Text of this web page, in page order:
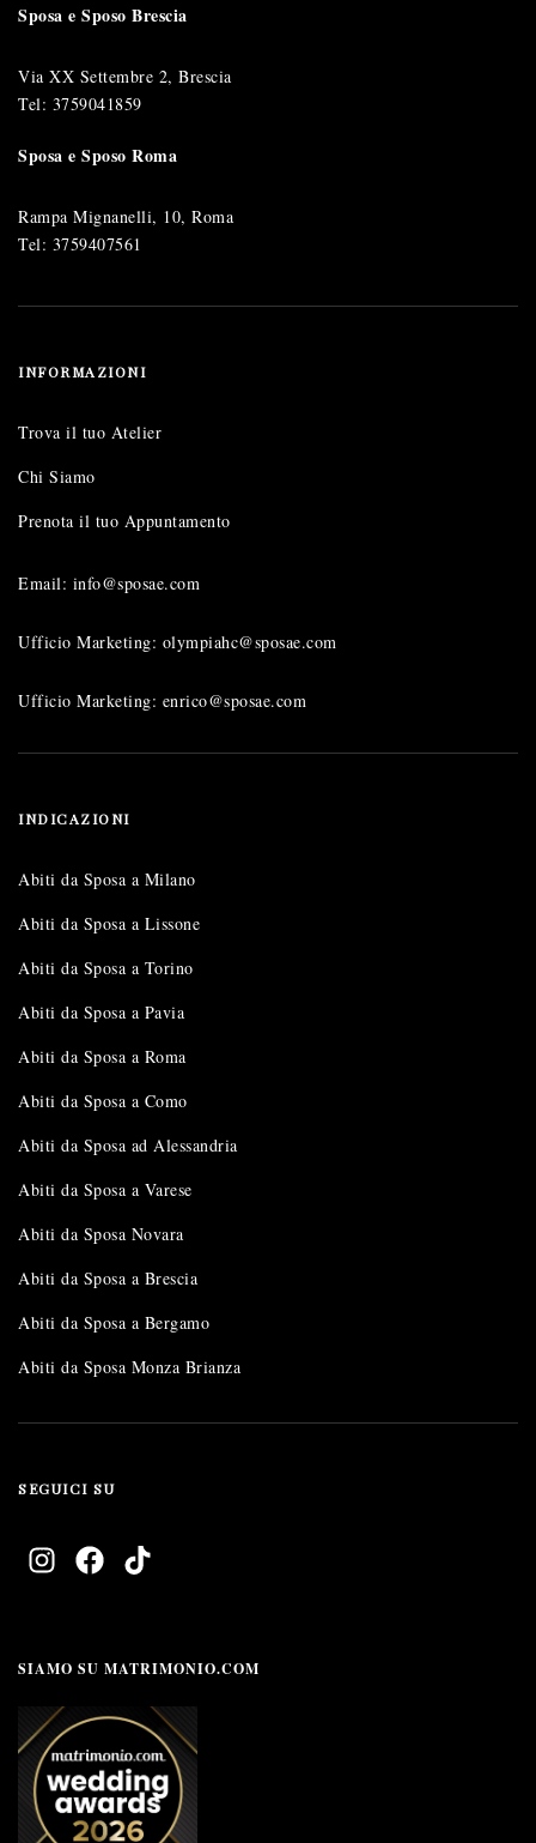
Sposa e Sposo Brescia
Via XX Settembre 2, Brescia
Tel: 3759041859
Sposa e Sposo Roma
Rampa Mignanelli, 10, Roma
Tel: 3759407561
INFORMAZIONI
Trova il tuo Atelier
Chi Siamo
Prenota il tuo Appuntamento
Email: info@sposae.com
Ufficio Marketing: olympiahc@sposae.com
Ufficio Marketing: enrico@sposae.com
INDICAZIONI
Abiti da Sposa a Milano
Abiti da Sposa a Lissone
Abiti da Sposa a Torino
Abiti da Sposa a Pavia
Abiti da Sposa a Roma
Abiti da Sposa a Como
Abiti da Sposa ad Alessandria
Abiti da Sposa a Varese
Abiti da Sposa Novara
Abiti da Sposa a Brescia
Abiti da Sposa a Bergamo
Abiti da Sposa Monza Brianza
SEGUICI SU
SIAMO SU MATRIMONIO.COM